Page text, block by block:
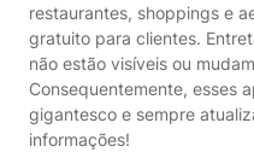
restaurantes, shoppings e
gratuito para clientes.
não estão visíveis ou
Consequentemente, esses
gigantesco e sempre
informações!